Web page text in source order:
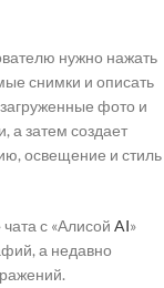
нужно нажать
снимки и описать
фото и
а затем создает
освещение и стиль
с «Алисой AI»
а недавно